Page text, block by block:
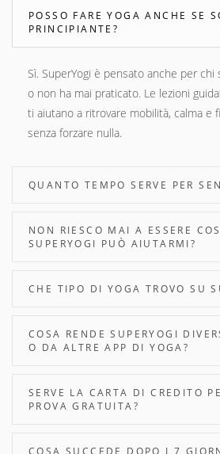
POSSO FARE YOGA ANCHE SE
PRINCIPIANTE?
Sì. SuperYogi è pensato anche per
o non ha mai praticato. Le lezioni
ti aiutano a ritrovare mobilità, calma
senza forzare nulla.
QUANTO TEMPO SERVE PER
NON RIESCO MAI A ESSERE
SUPERYOGI PUÒ AIUTARMI?
CHE TIPO DI YOGA TROVO SU
COSA RENDE SUPERYOGI
O DA ALTRE APP DI YOGA?
SERVE LA CARTA DI CREDITO
PROVA GRATUITA?